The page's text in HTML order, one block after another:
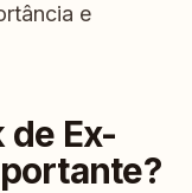
e
de Ex-